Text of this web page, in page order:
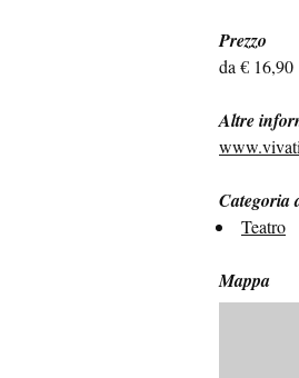
Prezzo
da € 16,90
Altre
Categoria
Teatro
Mappa